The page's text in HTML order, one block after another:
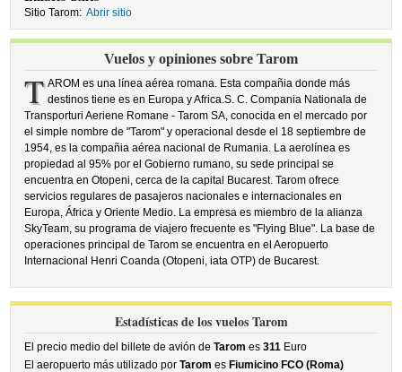
Sitio Tarom: Abrir sitio
Vuelos y opiniones sobre Tarom
T AROM es una línea aérea romana. Esta compañia donde más
destinos tiene es en Europa y Africa.S. C. Compania Nationala de
Transporturi Aeriene Romane - Tarom SA, conocida en el mercado por
el simple nombre de "Tarom" y operacional desde el 18 septiembre de
1954, es la compañia aérea nacional de Rumania. La aerolínea es
propiedad al 95% por el Gobierno rumano, su sede principal se
encuentra en Otopeni, cerca de la capital Bucarest. Tarom ofrece
servicios regulares de pasajeros nacionales e internacionales en
Europa, África y Oriente Medio. La empresa es miembro de la alianza
SkyTeam, su programa de viajero frecuente es "Flying Blue". La base de
operaciones principal de Tarom se encuentra en el Aeropuerto
Internacional Henri Coanda (Otopeni, iata OTP) de Bucarest.
Estadísticas de los vuelos Tarom
El precio medio del billete de avión deTarom es311 Euro
El aeropuerto más utilizado porTarom es Fiumicino FCO (Roma)